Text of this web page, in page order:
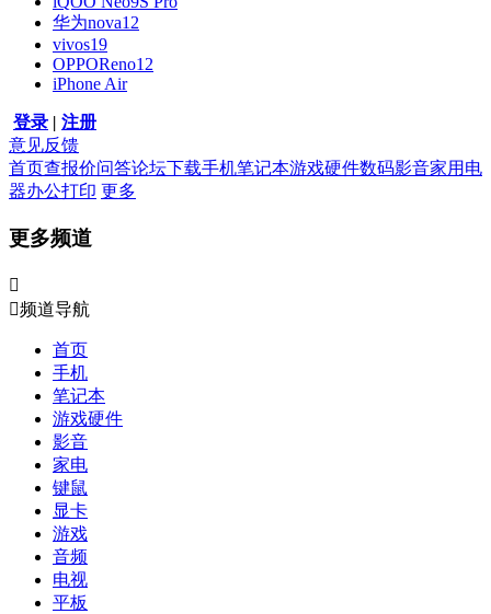
华为nova12
vivos19
OPPOReno12
iPhone Air
登录 | 注册
意见反馈
首页查报价问答论坛下载手机笔记本游戏硬件数码影音家用电
器办公打印 更多
更多频道

频道导航
首页
手机
笔记本
游戏硬件
影音
家电
键鼠
显卡
游戏
音频
电视
平板